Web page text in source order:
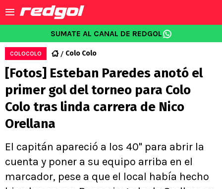
SUMATE AL CANAL DE REDGOL
COLOCOLO Colo Colo
[Fotos] Esteban Paredes anotó el
primer gol del torneo para Colo
Colo tras linda carrera de Nico
Orellana
El capitán apareció a los 40" para abrir la
cuenta y poner a su equipo arriba en el
marcador, pese a que el local había hecho